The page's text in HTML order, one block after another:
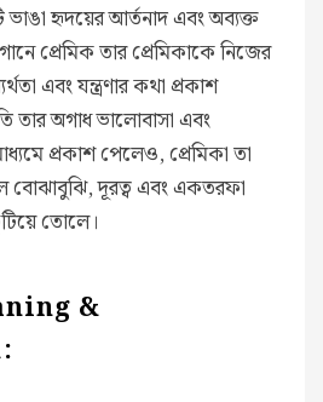
ভাঙা হৃদয়ের আর্তনাদ এবং অব্যক্ত
প্রেমিক তার প্রেমিকাকে নিজের
এবং যন্ত্রণার কথা প্রকাশ
তার অগাধ ভালোবাসা এবং
প্রকাশ পেলেও, প্রেমিকা তা
বোঝাবুঝি, দূরত্ব এবং একতরফা
তোলে।
&